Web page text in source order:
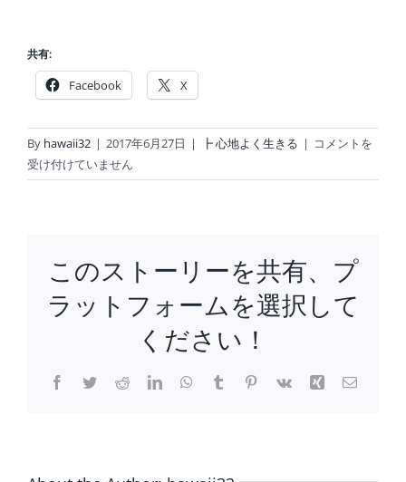
共有:
Facebook X
By hawaii32 | 2017年6月27日 | ┣ 心地よく生きる | 後
し
を
生
た
め
コメントを
受け付けていません
このストーリーを共有、プ
ラットフォームを選択して
ください！
Facebook
TwitterRedditLinkedInWhatsApp
TumblrPinterest
Vk Xing 電